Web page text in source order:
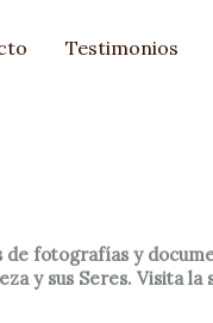
Testimonios
de fotografías y
y sus Seres. Visita la